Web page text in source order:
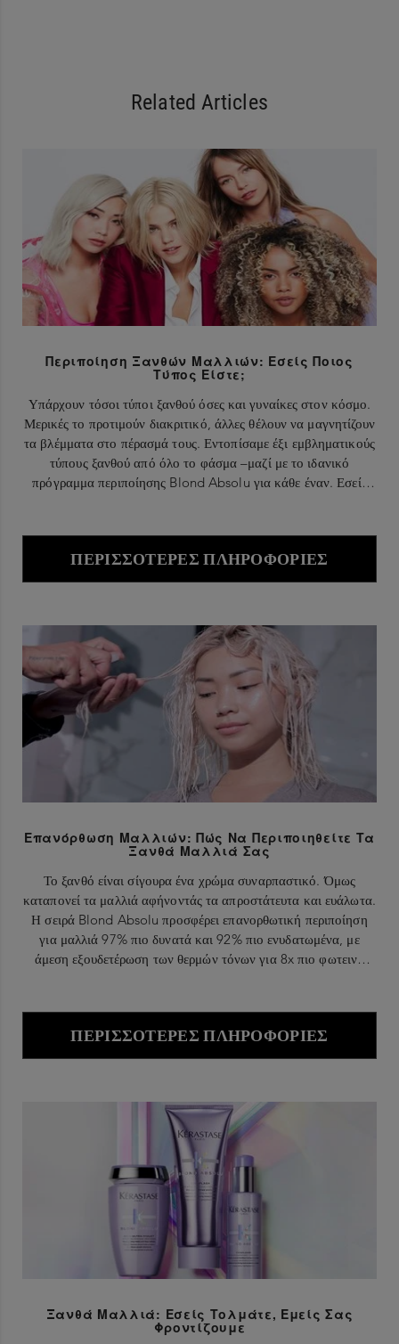
Related Articles
Περιποίηση Ξανθών Μαλλιών: Εσείς Ποιος
Τύπος Είστε;
Υπάρχουν τόσοι τύποι ξανθού όσες και γυναίκες στον κόσμο.
Μερικές το προτιμούν διακριτικό, άλλες θέλουν να μαγνητίζουν
τα βλέμματα στο πέρασμά τους. Εντοπίσαμε έξι εμβληματικούς
τύπους ξανθού από όλο το φάσμα –μαζί με το ιδανικό
πρόγραμμα περιποίησης Blond Absolu για κάθε έναν. Εσείς
ΠΕΡΙΣΣΌΤΕΡΕΣ ΠΛΗΡΟΦΟΡΊΕΣ
Επανόρθωση Μαλλιών: Πώς Να Περιποιηθείτε Τα
Ξανθά Μαλλιά Σας
Το ξανθό είναι σίγουρα ένα χρώμα συναρπαστικό. Όμως
καταπονεί τα μαλλιά αφήνοντάς τα απροστάτευτα και ευάλωτα.
Η σειρά Blond Absolu προσφέρει επανορθωτική περιποίηση
για μαλλιά 97% πιο δυνατά και 92% πιο ενυδατωμένα, με
άμεση εξουδετέρωση των θερμών τόνων για 8x πιο φωτεινό
ΠΕΡΙΣΣΌΤΕΡΕΣ ΠΛΗΡΟΦΟΡΊΕΣ
Ξανθά Μαλλιά: Εσείς Τολμάτε, Εμείς Σας
Φροντίζουμε